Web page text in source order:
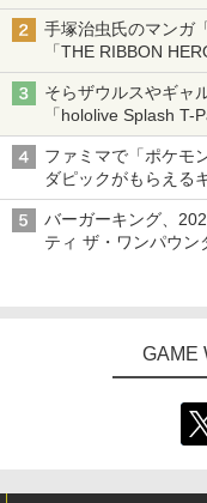
ニンテンドーeショ
手塚治虫氏のマンガ
「THE RIBBON
そらザウルスやギャ
「hololive Splash T-
ライン販売開始
ファミマで「ポケモ
ダピックがもらえる
バーガーキング、
ティ ザ・ワンパウン
GAME